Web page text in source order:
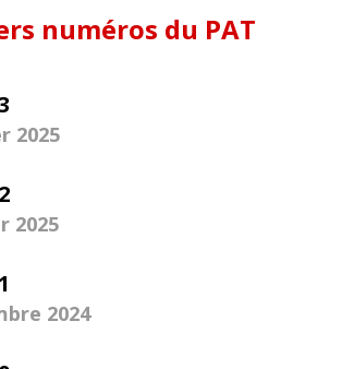
numéros du PAT
2025
2025
2024